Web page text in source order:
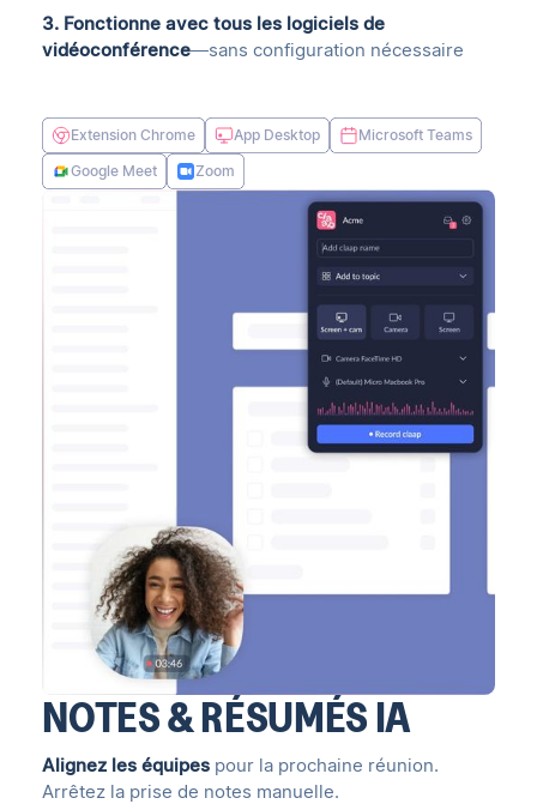
3. Fonctionne avec tous les logiciels de
vidéoconférence—sans configuration nécessaire
Extension Chrome App Desktop
Microsoft Teams
Google Meet
Zoom
NOTES & RÉSUMÉS IA
Alignez les équipes pour la prochaine réunion.
Arrêtez la prise de notes manuelle.